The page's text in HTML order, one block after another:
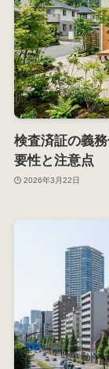
検査済証の義
要性と注意点
2026年3月22日